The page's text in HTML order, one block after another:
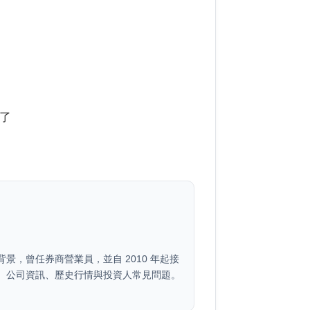
景，曾任券商營業員，並自 2010 年起接
司資訊、歷史行情與投資人常見問題。